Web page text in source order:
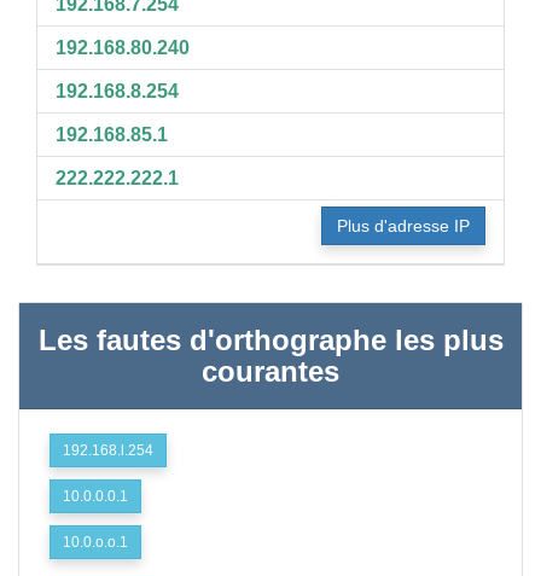
192.168.7.254
192.168.80.240
192.168.8.254
192.168.85.1
222.222.222.1
Plus d'adresse IP
Les fautes d'orthographe les plus
courantes
192.168.l.254
10.0.0.0.1
10.0.o.o.1